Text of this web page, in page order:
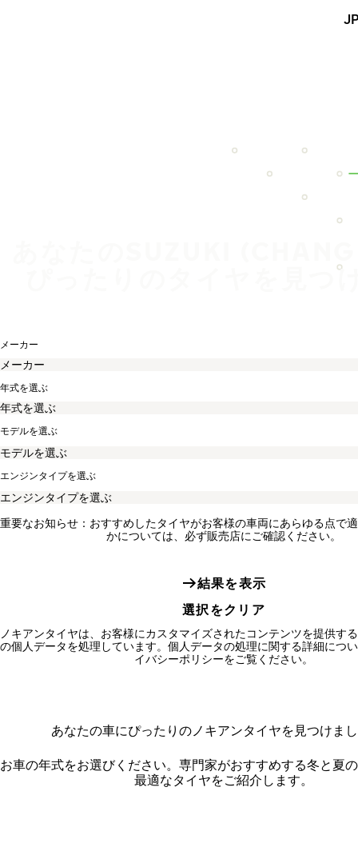
ぴったりのタイヤを見つ
メーカー
年式を選ぶ
モデルを選ぶ
エンジンタイプを選ぶ
重要なお知らせ：おすすめしたタイヤがお客様の車両にあらゆる点で
かについては、必ず販売店にご確認ください。
結果を表示
選択をクリア
ノキアンタイヤは、お客様にカスタマイズされたコンテンツを提供す
の個人データを処理しています。個人データの処理に関する詳細につ
イバシーポリシーをご覧ください。
あなたの車にぴったりのノキアンタイヤを見つけま
お車の年式をお選びください。 専門家がおすすめする冬と夏
最適なタイヤをご紹介します。